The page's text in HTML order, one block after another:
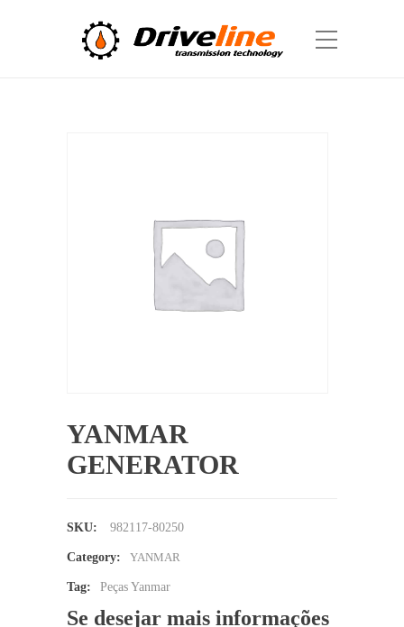
YANMAR
GENERATOR
SKU: 982117-80250
Category: YANMAR
Tag: Peças Yanmar
Se desejar mais informações